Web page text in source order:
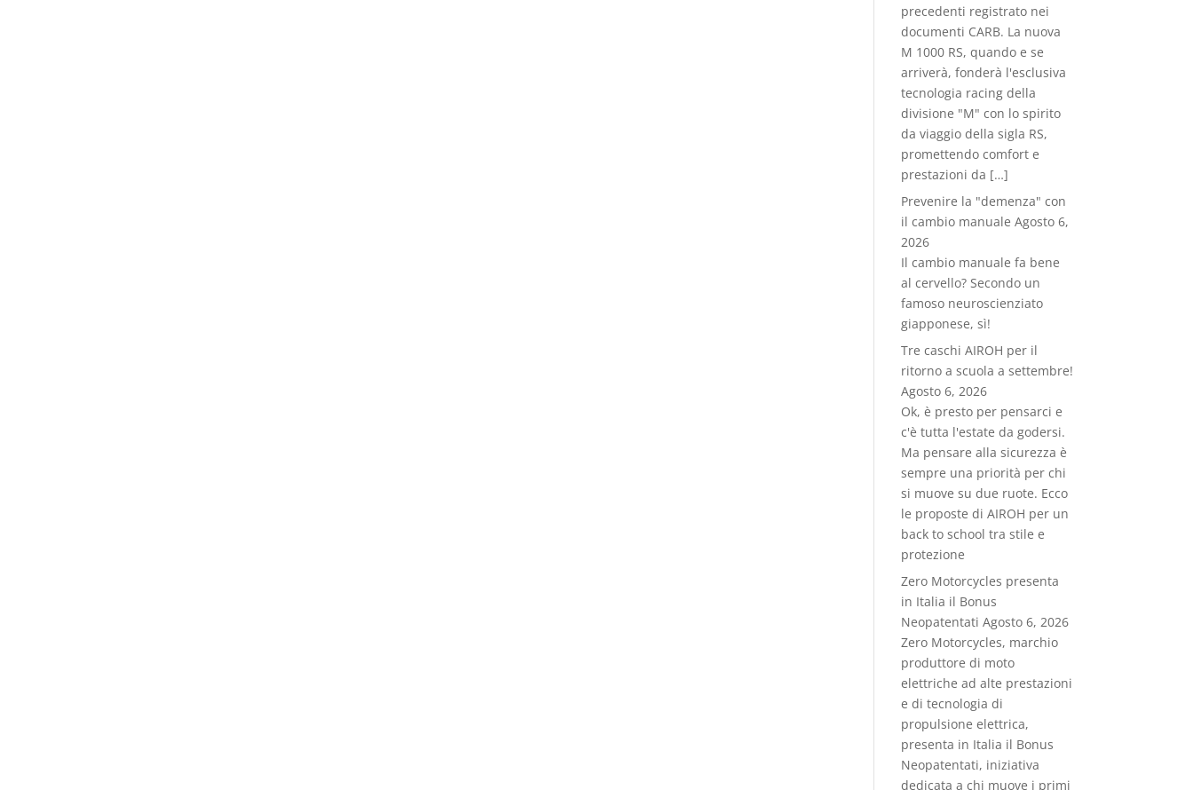
precedenti registrato nei
documenti CARB. La nuova
M 1000 RS, quando e se
arriverà, fonderà l'esclusiva
tecnologia racing della
divisione "M" con lo spirito
da viaggio della sigla RS,
promettendo comfort e
prestazioni da […]
Prevenire la "demenza" con
il cambio manuale Agosto 6,
2026
Il cambio manuale fa bene
al cervello? Secondo un
famoso neuroscienziato
giapponese, sì!
Tre caschi AIROH per il
ritorno a scuola a settembre!
Agosto 6, 2026
Ok, è presto per pensarci e
c'è tutta l'estate da godersi.
Ma pensare alla sicurezza è
sempre una priorità per chi
si muove su due ruote. Ecco
le proposte di AIROH per un
back to school tra stile e
protezione
Zero Motorcycles presenta
in Italia il Bonus
Neopatentati Agosto 6, 2026
Zero Motorcycles, marchio
produttore di moto
elettriche ad alte prestazioni
e di tecnologia di
propulsione elettrica,
presenta in Italia il Bonus
Neopatentati, iniziativa
dedicata a chi muove i primi